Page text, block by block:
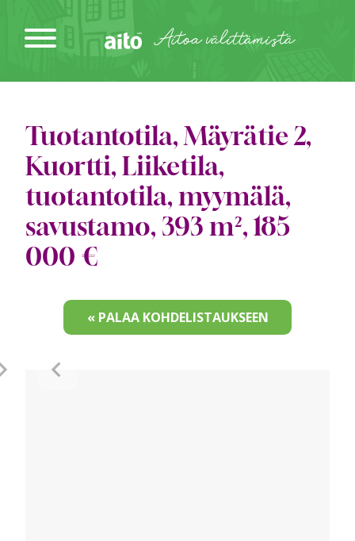
sisältöön
Aitoa välittämistä
Tuotantotila, Mäyrätie 2,
Kuortti, Liiketila,
tuotantotila, myymälä,
savustamo, 393 m², 185
000 €
« PALAA KOHDELISTAUKSEEN